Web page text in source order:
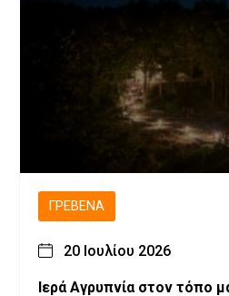
ΓΡΕΒΕΝΆ
20 Ιουλίου 2026
Ιερά Αγρυπνία στον τόπο